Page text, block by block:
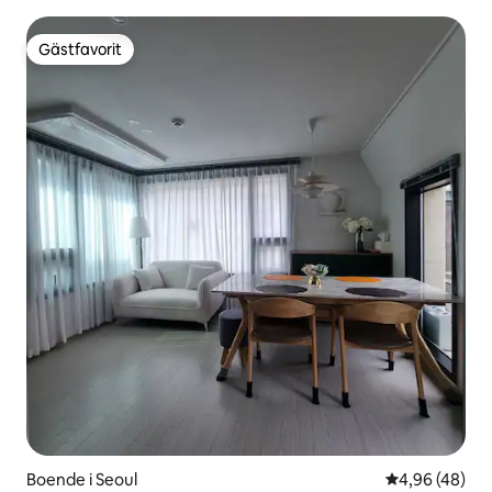
Gästfavorit
Gästfavorit
Boende i Seoul 4,96 av 5 i
4,96 (48)